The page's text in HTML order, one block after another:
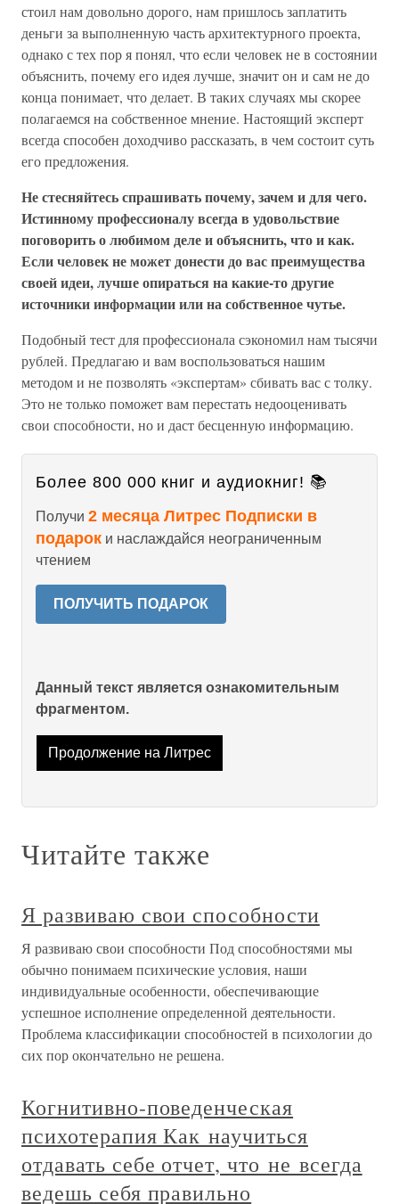
стоил нам довольно дорого, нам пришлось заплатить
деньги за выполненную часть архитектурного проекта,
однако с тех пор я понял, что если человек не в состоянии
объяснить, почему его идея лучше, значит он и сам не до
конца понимает, что делает. В таких случаях мы скорее
полагаемся на собственное мнение. Настоящий эксперт
всегда способен доходчиво рассказать, в чем состоит суть
его предложения.
Не стесняйтесь спрашивать почему, зачем и для чего.
Истинному профессионалу всегда в удовольствие
поговорить о любимом деле и объяснить, что и как.
Если человек не может донести до вас преимущества
своей идеи, лучше опираться на какие-то другие
источники информации или на собственное чутье.
Подобный тест для профессионала сэкономил нам тысячи
рублей. Предлагаю и вам воспользоваться нашим
методом и не позволять «экспертам» сбивать вас с толку.
Это не только поможет вам перестать недооценивать
свои способности, но и даст бесценную информацию.
Более 800 000 книг и аудиокниг! 📚
Получи 2 месяца Литрес Подписки в
подарок и наслаждайся неограниченным
чтением
ПОЛУЧИТЬ ПОДАРОК
Данный текст является ознакомительным
фрагментом.
Продолжение на Литрес
Читайте также
Я развиваю свои способности
Я развиваю свои способности Под способностями мы
обычно понимаем психические условия, наши
индивидуальные особенности, обеспечивающие
успешное исполнение определенной деятельности.
Проблема классификации способностей в психологии до
сих пор окончательно не решена.
Когнитивно-поведенческая
психотерапия Как научиться
отдавать себе отчет, что не всегда
ведешь себя правильно